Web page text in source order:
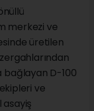
merkezi ve
üretilen
bağlayan D-100
ve